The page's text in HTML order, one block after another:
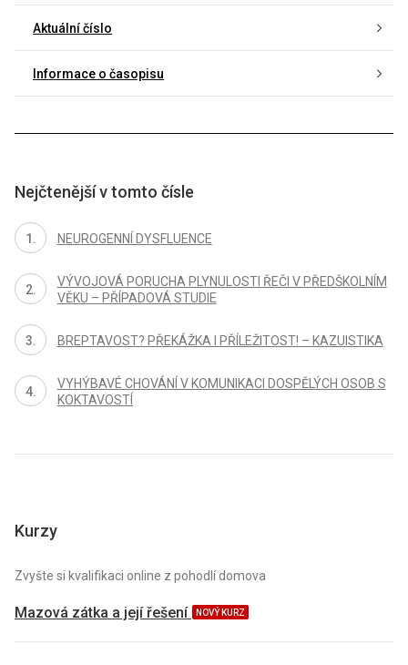
Aktuální číslo
Informace o časopisu
Nejčtenější v tomto čísle
NEUROGENNÍ DYSFLUENCE
VÝVOJOVÁ PORUCHA PLYNULOSTI ŘEČI V PŘEDŠKOLNÍM
VĚKU – PŘÍPADOVÁ STUDIE
BREPTAVOST? PŘEKÁŽKA I PŘÍLEŽITOST! – KAZUISTIKA
VYHÝBAVÉ CHOVÁNÍ V KOMUNIKACI DOSPĚLÝCH OSOB S
KOKTAVOSTÍ
Kurzy
Zvyšte si kvalifikaci online z pohodlí domova
Mazová zátka a její řešení NOVÝ KURZ